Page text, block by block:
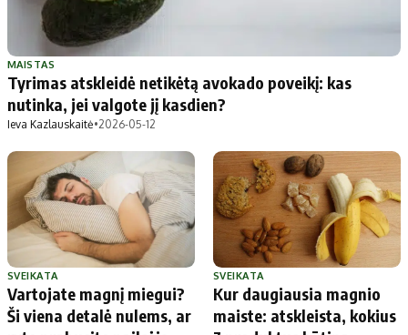
MAISTAS
Tyrimas atskleidė netikėtą avokado poveikį: kas
nutinka, jei valgote jį kasdien?
Ieva Kazlauskaitė•2026-05-12
SVEIKATA
Vartojate magnį miegui?
Ši viena detalė nulems, ar
SVEIKATA
Kur daugiausia magnio
maiste: atskleista, kokius